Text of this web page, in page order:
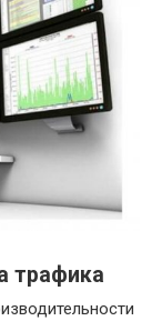
трафика